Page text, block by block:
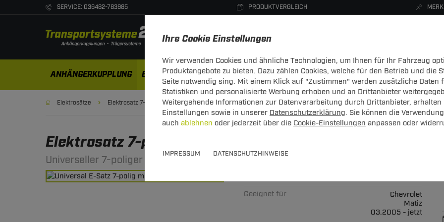
Ihre Cookie Einstellungen
Wir verwenden Cookies und ähnliche Technologien, um Ihnen für Ihr Fahrzeug
Produktangebote zu bieten. Dazu zählen Cookies, welche für den Betrieb und die
Seite notwendig sing. Mit einem Klick auf "Zustimmen" werden zusätzliche Daten
Statistiken und personalisierte Werbung erhoben und an Drittanbieter
Weitergehende Informationen zur Datenverarbeitung durch Drittanbieter, erhalten
Einstellungen sowie in unserer Datenschutzerklärung. Sie können die
auch ablehnen oder jederzeit über die Cookie-Einstellungen anpassen oder
IMPRESSUM DATENSCHUTZHINWEISE
SERVICE: 036482-783985 PRODUKTVERGLEICH
ANHÄNGERKUPPLUNG ELEKTROSÄTZE DACHTRÄGER DACHBOXEN FAHRRADTRÄGER ZUBEHÖR
Elektrosätze Elektrosatz 7-polig
Elektrosatz 7-pol. von TowTec: Chevrolet Matiz Typ
Universeller 7-poliger Elektrosatz
Geeignet für
Chevrolet
Matiz
03.2005 - jetzt